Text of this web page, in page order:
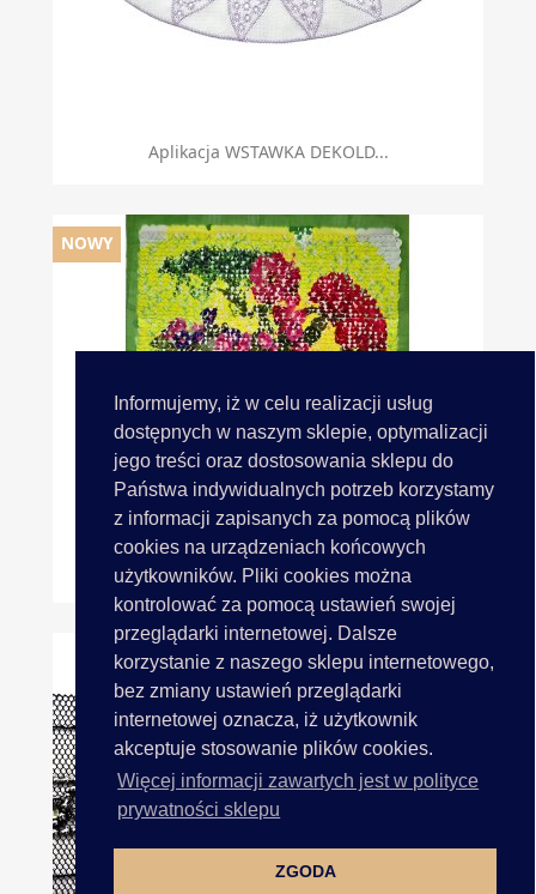
Informujemy, iż w celu realizacji usług
dostępnych w naszym sklepie, optymalizacji
jego treści oraz dostosowania sklepu do
Państwa indywidualnych potrzeb korzystamy
z informacji zapisanych za pomocą plików
cookies na urządzeniach końcowych
użytkowników. Pliki cookies można
kontrolować za pomocą ustawień swojej
przeglądarki internetowej. Dalsze
korzystanie z naszego sklepu internetowego,
bez zmiany ustawień przeglądarki
internetowej oznacza, iż użytkownik
akceptuje stosowanie plików cookies.
Więcej informacji zawartych jest w polityce
prywatności sklepu
ZGODA
Aplikacja WSTAWKA DEKOLD...
Aplikacja KWIATY I KWIATY...
NOWY